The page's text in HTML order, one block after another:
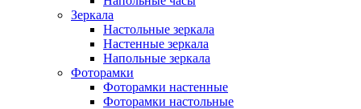
Зеркала
Настольные зеркала
Настенные зеркала
Напольные зеркала
Фоторамки
Фоторамки настенные
Фоторамки настольные